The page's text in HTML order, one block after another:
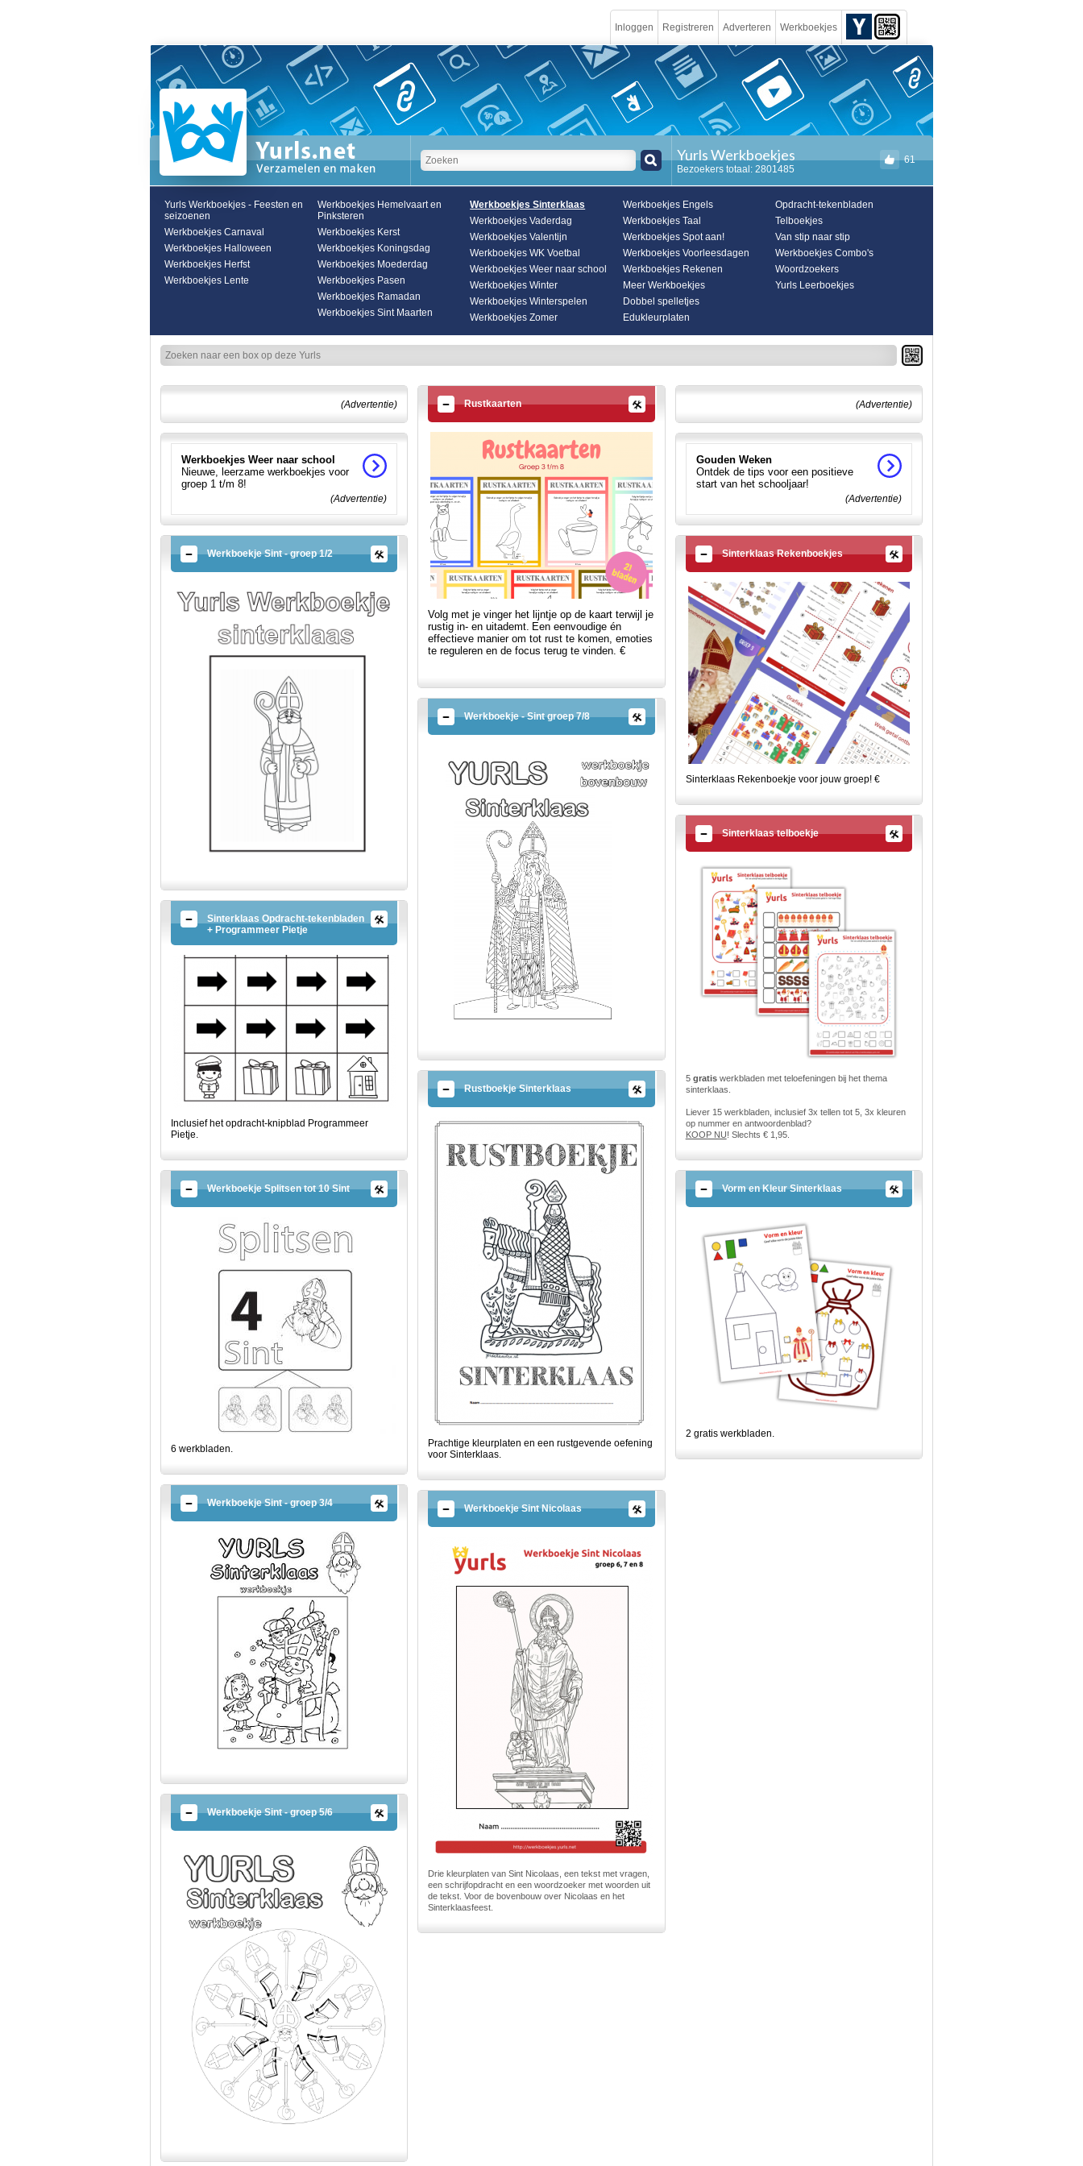
Inloggen Registreren Adverteren Werkboekjes
61
Yurls Werkboekjes
Bezoekers totaal: 2801485
Yurls Werkboekjes - Feesten en
seizoenen
Werkboekjes Carnaval
Werkboekjes Halloween
Werkboekjes Herfst
Werkboekjes Lente
Werkboekjes Hemelvaart en
Pinksteren
Werkboekjes Kerst
Werkboekjes Koningsdag
Werkboekjes Moederdag
Werkboekjes Pasen
Werkboekjes Ramadan
Werkboekjes Sint Maarten
Werkboekjes Sinterklaas
Werkboekjes Vaderdag
Werkboekjes Valentijn
Werkboekjes WK Voetbal
Werkboekjes Weer naar school
Werkboekjes Winter
Werkboekjes Winterspelen
Werkboekjes Zomer
Werkboekjes Engels
Werkboekjes Taal
Werkboekjes Spot aan!
Werkboekjes Voorleesdagen
Werkboekjes Rekenen
Meer Werkboekjes
Dobbel spelletjes
Edukleurplaten
Opdracht-tekenbladen
Telboekjes
Van stip naar stip
Werkboekjes Combo's
Woordzoekers
Yurls Leerboekjes
(Advertentie)
Werkboekjes Weer naar school
Nieuwe, leerzame werkboekjes voor
groep 1 t/m 8!
(Advertentie)
Werkboekje Sint - groep 1/2
Sinterklaas Opdracht-tekenbladen
+ Programmeer Pietje
Inclusief het opdracht-knipblad Programmeer
Pietje.
Werkboekje Splitsen tot 10 Sint
6 werkbladen.
Werkboekje Sint - groep 3/4
Werkboekje Sint - groep 5/6
Rustkaarten
Volg met je vinger het lijntje op de kaart terwijl je
rustig in- en uitademt. Een eenvoudige én
effectieve manier om tot rust te komen, emoties
te reguleren en de focus terug te vinden. €
Werkboekje - Sint groep 7/8
Rustboekje Sinterklaas
Prachtige kleurplaten en een rustgevende oefening
voor Sinterklaas.
Werkboekje Sint Nicolaas
Drie kleurplaten van Sint Nicolaas, een tekst met vragen,
een schrijfopdracht en een woordzoeker met woorden uit
de tekst. Voor de bovenbouw over Nicolaas en het
Sinterklaasfeest.
(Advertentie)
Gouden Weken
Ontdek de tips voor een positieve
start van het schooljaar!
(Advertentie)
Sinterklaas Rekenboekjes
Sinterklaas Rekenboekje voor jouw groep! €
Sinterklaas telboekje
5 gratiswerkbladen met teloefeningen bij het thema
sinterklaas.
Liever 15 werkbladen, inclusief 3x tellen tot 5, 3x kleuren
op nummer en antwoordenblad?
KOOP NU! Slechts € 1,95.
Vorm en Kleur Sinterklaas
2 gratis werkbladen.